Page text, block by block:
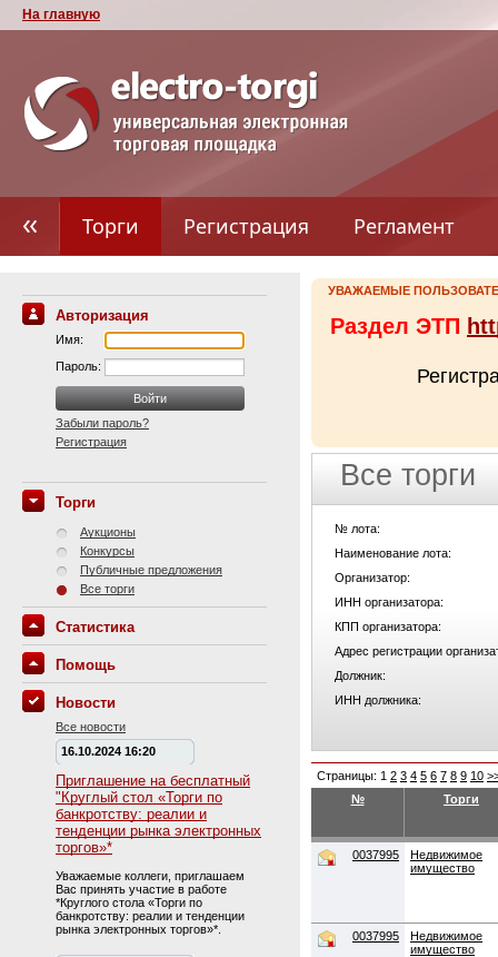
На главную
Торги Регистрация Регламент
Авторизация
Имя:
Пароль:
Забыли пароль?
Регистрация
Торги
Аукционы
Конкурсы
Публичные предложения
Все торги
Статистика
Помощь
Новости
Все новости
16.10.2024 16:20
Приглашение на бесплатный
"Круглый стол «Торги по
банкротству: реалии и
тенденции рынка электронных
торгов»*
Уважаемые коллеги, приглашаем
Вас принять участие в работе
*Круглого стола «Торги по
банкротству: реалии и тенденции
рынка электронных торгов»*.
УВАЖАЕМЫЕ
Раздел ЭТП
Все торги
№ лота:
Наименование лота:
Организатор:
ИНН организатора:
КПП организатора:
Адрес регистрации
Должник:
ИНН должника:
Страницы: 1 2 3 4 5 6 7 8 9 10
№
Торги
0037995
Недвижимое
имущество
0037995
Недвижимое
имущество